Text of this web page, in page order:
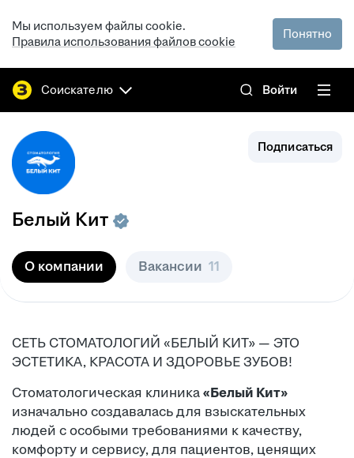
Мы используем файлы cookie.
Правила использования файлов cookie
Понятно
Соискателю Войти
Подписаться
Белый Кит
О компании Вакансии 11
СЕТЬ СТОМАТОЛОГИЙ «БЕЛЫЙ КИТ» — ЭТО
ЭСТЕТИКА, КРАСОТА И ЗДОРОВЬЕ ЗУБОВ!
Стоматологическая клиника «Белый Кит»
изначально создавалась для взыскательных
людей с особыми требованиями к качеству,
комфорту и сервису, для пациентов, ценящих